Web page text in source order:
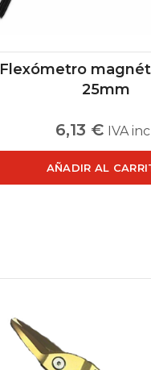
Flexómetro
25mm
6,13 € IVA
AÑADIR AL